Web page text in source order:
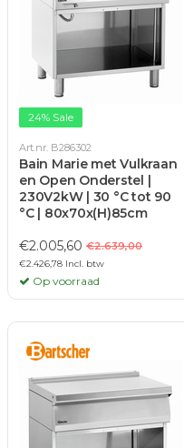
24% Sale
Art.nr. B286302
Bain Marie met Vulkraan
en Open Onderstel |
230V2kW | 30 °C tot 90
°C | 80x70x(H)85cm
€2.005,60 €2.639,00
€2.426,78 Incl. btw
Op voorraad